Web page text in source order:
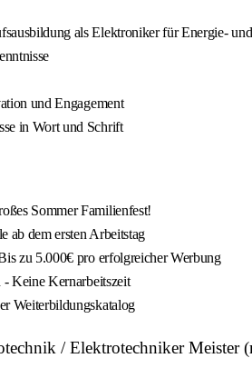
als Elektroniker für Energie-
und Engagement
in Wort und Schrift
Sommer Familienfest!
ab dem ersten Arbeitstag
zu 5.000€ pro erfolgreicher Werbung
Keine Kernarbeitszeit
Weiterbildungskatalog
/ Elektrotechniker Meister